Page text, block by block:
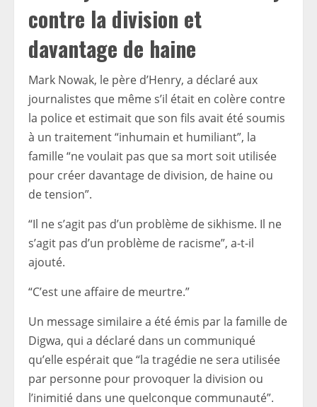
contre la division et
davantage de haine
Mark Nowak, le père d’Henry, a déclaré aux
journalistes que même s’il était en colère contre
la police et estimait que son fils avait été soumis
à un traitement “inhumain et humiliant”, la
famille “ne voulait pas que sa mort soit utilisée
pour créer davantage de division, de haine ou
de tension”.
“Il ne s’agit pas d’un problème de sikhisme. Il ne
s’agit pas d’un problème de racisme”, a-t-il
ajouté.
“C’est une affaire de meurtre.”
Un message similaire a été émis par la famille de
Digwa, qui a déclaré dans un communiqué
qu’elle espérait que “la tragédie ne sera utilisée
par personne pour provoquer la division ou
l’inimitié dans une quelconque communauté”.